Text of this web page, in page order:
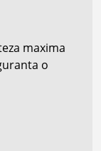
maxima
o